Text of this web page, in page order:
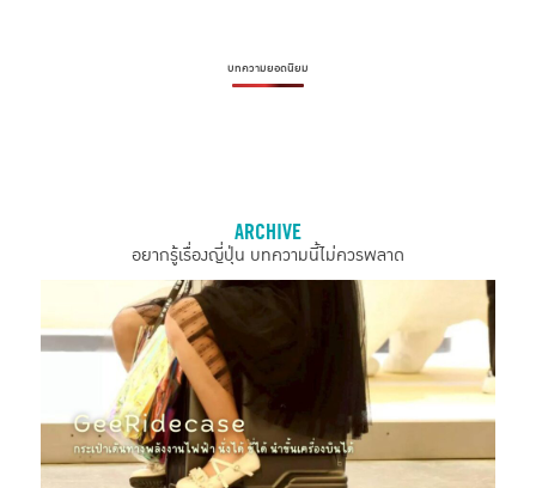
บทความยอดนิยม
ARCHIVE
อยากรู้เรื่องญี่ปุ่น บทความนี้ไม่ควรพลาด